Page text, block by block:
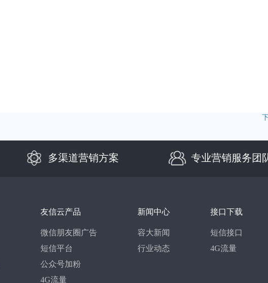
多渠道营销方案 专业营销服务团
友信云产品
微信朋友圈广告
短信平台
公众号加粉
4G流量
新闻中心
容大新闻
行业动态
接口下载
短信接口
4G流量